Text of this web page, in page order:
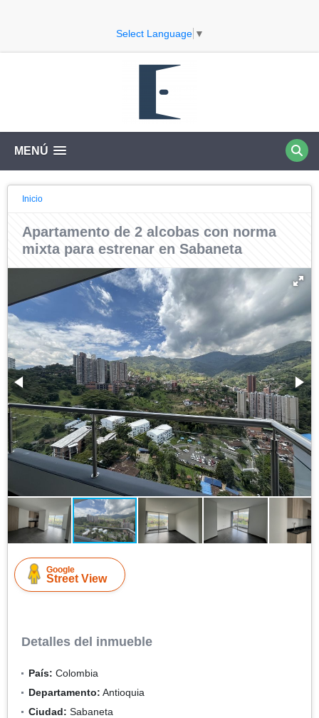
Select Language ▼
MENÚ
Inicio
Apartamento de 2 alcobas con norma
mixta para estrenar en Sabaneta
Google
Street View
Detalles del inmueble
País: Colombia
Departamento: Antioquia
Ciudad: Sabaneta